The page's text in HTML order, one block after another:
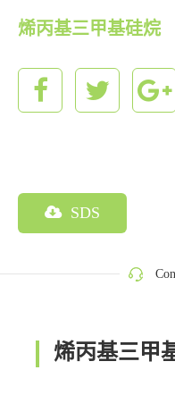
烯丙基三甲基硅烷
SDS
烯丙基三甲